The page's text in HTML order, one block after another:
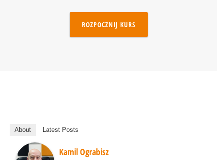
ROZPOCZNIJ KURS
About Latest Posts
Kamil Ograbisz